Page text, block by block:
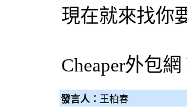
現在就來找你
Cheaper外包網
發言人： 王柏春